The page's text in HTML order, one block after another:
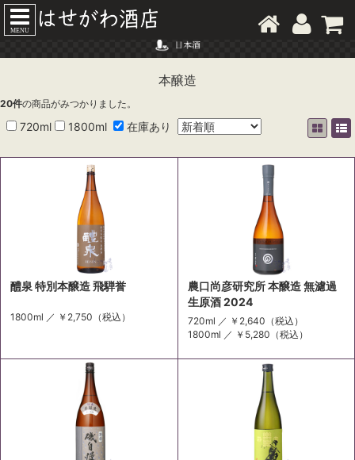
MENU
本醸造
20件の商品がみつかりました。
720ml 1800ml 在庫あり
醴泉 特別本醸造 飛騨誉
1800ml ／ ￥2,750 （税込）
農口尚彦研究所 本醸造 無濾過
生原酒 2024
720ml ／ ￥2,640 （税込）
1800ml ／ ￥5,280 （税込）